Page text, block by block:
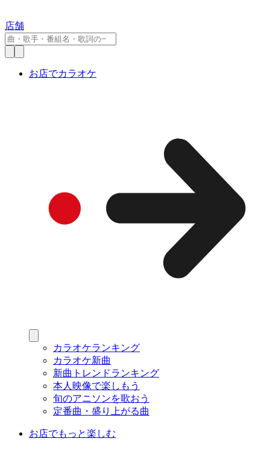
店舗
お店でカラオケ
カラオケランキング
カラオケ新曲
新曲トレンドランキング
本人映像で楽しもう
旬のアニソンを歌おう
定番曲・盛り上がる曲
お店でもっと楽しむ